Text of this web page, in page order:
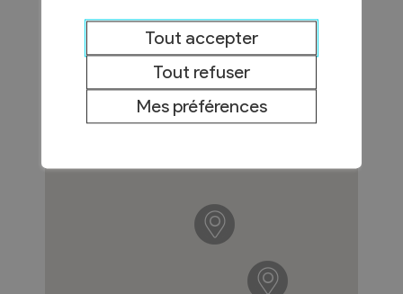
Tout accepter
Tout refuser
Mes préférences